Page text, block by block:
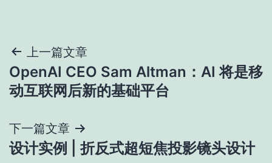
文
章
航
上一篇文章
OpenAI CEO Sam Altman：AI 将是移
动互联网后新的基础平台
下一篇文章
设计实例 | 折反式超短焦投影镜头设计